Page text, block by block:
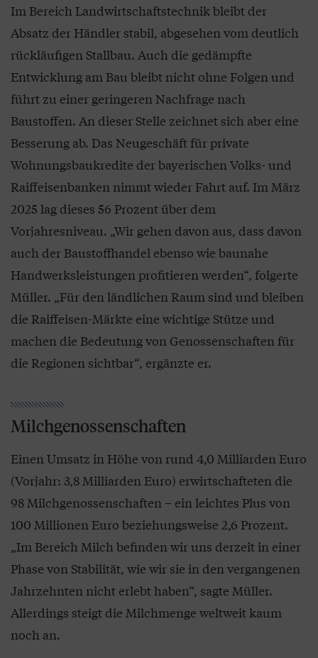
Im Bereich Landwirtschaftstechnik bleibt der
Absatz der Händler stabil, abgesehen vom deutlich
rückläufigen Stallbau. Auch die gedämpfte
Entwicklung am Bau bleibt nicht ohne Folgen und
führt zu einer geringeren Nachfrage nach
Baustoffen. An dieser Stelle zeichnet sich aber eine
Besserung ab. Das Neugeschäft für private
Wohnungsbaukredite der bayerischen Volks- und
Raiffeisenbanken nimmt wieder Fahrt auf. Im März
2025 lag dieses 56 Prozent über dem
Vorjahresniveau. „Wir gehen davon aus, dass davon
auch der Baustoffhandel ebenso wie baunahe
Handwerksleistungen profitieren werden“, folgerte
Müller. „Für den ländlichen Raum sind und bleiben
die Raiffeisen-Märkte eine wichtige Stütze und
machen die Bedeutung von Genossenschaften für
die Regionen sichtbar“, ergänzte er.
Milchgenossenschaften
Einen Umsatz in Höhe von rund 4,0 Milliarden Euro
(Vorjahr: 3,8 Milliarden Euro) erwirtschafteten die
98 Milchgenossenschaften – ein leichtes Plus von
100 Millionen Euro beziehungsweise 2,6 Prozent.
„Im Bereich Milch befinden wir uns derzeit in einer
Phase von Stabilität, wie wir sie in den vergangenen
Jahrzehnten nicht erlebt haben“, sagte Müller.
Allerdings steigt die Milchmenge weltweit kaum
noch an.